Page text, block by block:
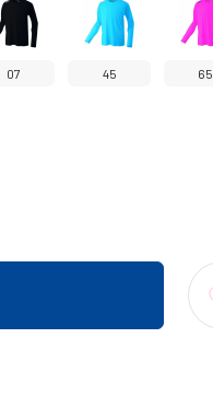
07 45 65